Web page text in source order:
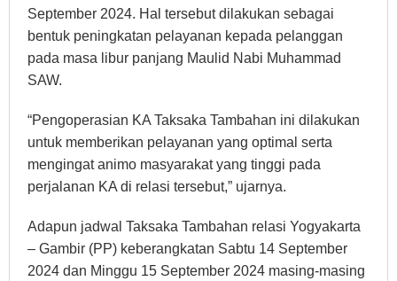
September 2024. Hal tersebut dilakukan sebagai
bentuk peningkatan pelayanan kepada pelanggan
pada masa libur panjang Maulid Nabi Muhammad
SAW.
“Pengoperasian KA Taksaka Tambahan ini dilakukan
untuk memberikan pelayanan yang optimal serta
mengingat animo masyarakat yang tinggi pada
perjalanan KA di relasi tersebut,” ujarnya.
Adapun jadwal Taksaka Tambahan relasi Yogyakarta
– Gambir (PP) keberangkatan Sabtu 14 September
2024 dan Minggu 15 September 2024 masing-masing